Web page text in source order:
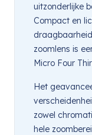
uitzonderlijke
Compact en
zoomlens is
Micro Four
Het
zowel
hele